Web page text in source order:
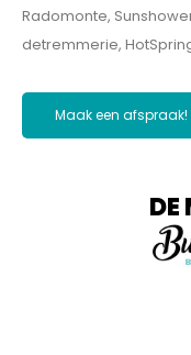
Radomonte,
detremmerie,
Maak een afspraak!
DE